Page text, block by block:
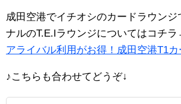
成田空港でイチオシのカードラウンジ
ナルのT.E.Iラウンジについてはコチ
アライバル利用がお得！成田空港T1
♪こちらも合わせてどうぞ↓